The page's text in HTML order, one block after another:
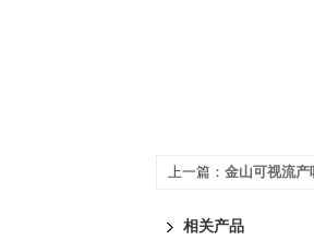
上一篇： 金山可视流产
相关产品